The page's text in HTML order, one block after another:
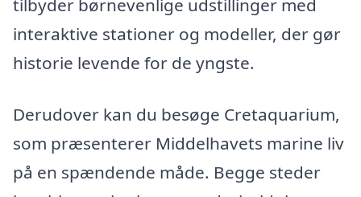
tilbyder børnevenlige udstillinger med
interaktive stationer og modeller, der gør
historie levende for de yngste.
Derudover kan du besøge Cretaquarium,
som præsenterer Middelhavets marine liv
på en spændende måde. Begge steder